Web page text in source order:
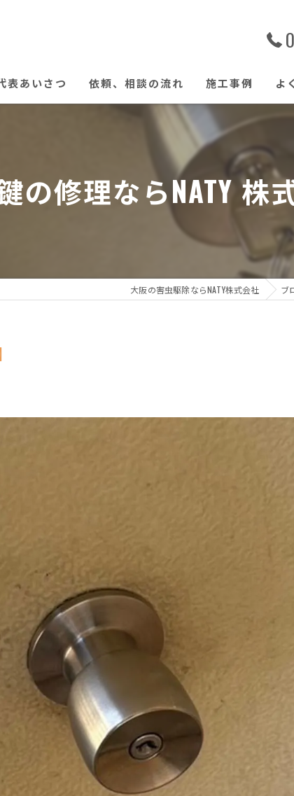
表あいさつ 依頼、相談の流れ 施工事例 よ
の修理ならNATY 株
大阪の害虫駆除ならNATY株式会社 ブ